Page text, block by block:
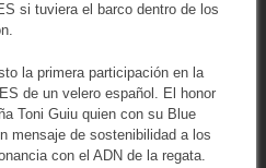
si tuviera el barco dentro de los
la primera participación en la
de un velero español. El honor
Toni Guiu quien con su Blue
mensaje de sostenibilidad a los
con el ADN de la regata.